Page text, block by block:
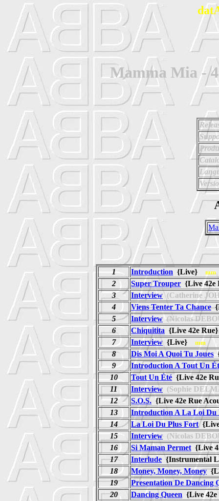
Mamma Mia -
1 Introduction {Live} mm
2 Super Trouper {Live
3
Interview (Catherine
4
Viens Tenter Ta Chance
5
Interview(Nicolas
6
Chiquitita {Live 42e
7
Interview {Live} mm
8 Dis Moi A Quoi Tu Joues
9
Introduction A Tout Un
10
Tout Un Été {Live 42e
11
Interview (Sophie
12
S.O.S. {Live 42e Rue
13
Introduction A La Loi Du
14
La Loi Du Plus Fort
15
Interview (Nicolas
16
Si Maman Permet {Live
17
Interlude {Instrumental
18
Money, Money, Money
19
Presentation De Dancing
20
Dancing Queen {Live